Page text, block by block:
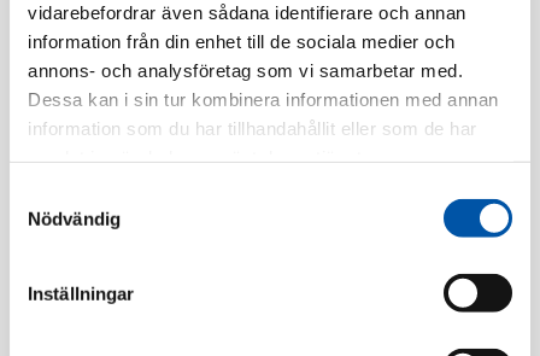
vidarebefordrar även sådana identifierare och annan
information från din enhet till de sociala medier och
annons- och analysföretag som vi samarbetar med.
Dessa kan i sin tur kombinera informationen med annan
information som du har tillhandahållit eller som de har
Nödvändig
Inställningar
EAN-kod:
6438199004808
Tillv. Artnr:
2TKA00003056
Minsta beställning: 10 st
Finns i lager
Registrera dig